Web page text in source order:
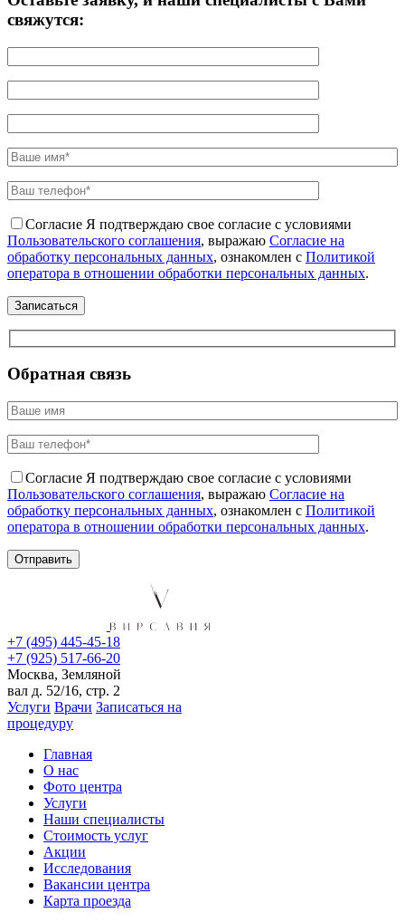
свяжутся:
Согласие Я подтверждаю свое согласие с условиями
Пользовательского соглашения, выражаю Согласие на
обработку персональных данных, ознакомлен с Политикой
оператора в отношении обработки персональных данных.
Обратная связь
Согласие Я подтверждаю свое согласие с условиями
Пользовательского соглашения, выражаю Согласие на
обработку персональных данных, ознакомлен с Политикой
оператора в отношении обработки персональных данных.
+7 (495) 445-45-18
+7 (925) 517-66-20
Москва, Земляной
вал д. 52/16, стр. 2
Услуги Врачи Записаться на
процедуру
Главная
О нас
Фото центра
Услуги
Наши специалисты
Стоимость услуг
Акции
Исследования
Вакансии центра
Карта проезда